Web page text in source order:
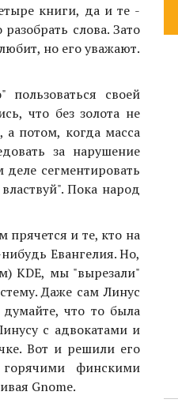
книги, да и те -
слова. Зато
но его уважают.
своей
что без золота не
а потом, когда масса
за нарушение
сегментировать
Пока народ
прячется и те, кто на
Евангелия. Но,
KDE, мы "вырезали"
Даже сам Линус
что то была
с адвокатами и
Вот и решили его
финскими
Gnome.